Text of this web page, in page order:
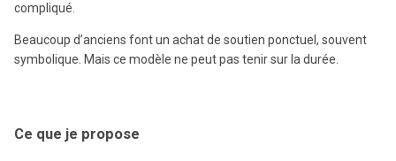
compliqué.
Beaucoup d’anciens font un achat de soutien ponctuel, souvent
symbolique. Mais ce modèle ne peut pas tenir sur la durée.
Ce que je propose